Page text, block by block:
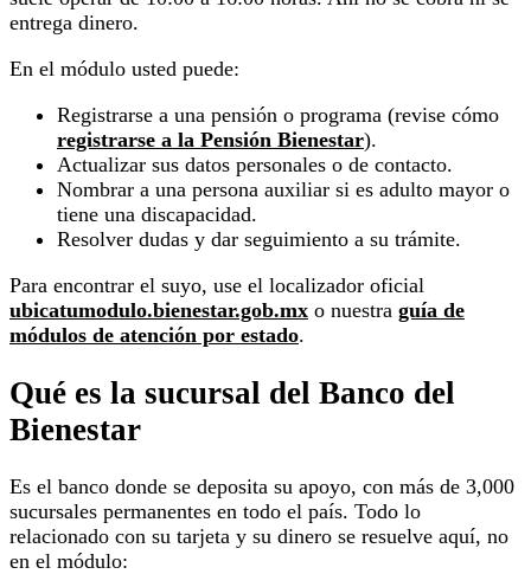
entrega dinero.
En el módulo usted puede:
Registrarse a una pensión o programa (revise cómo
registrarse a la Pensión Bienestar).
Actualizar sus datos personales o de contacto.
Nombrar a una persona auxiliar si es adulto mayor o
tiene una discapacidad.
Resolver dudas y dar seguimiento a su trámite.
Para encontrar el suyo, use el localizador oficial
ubicatumodulo.bienestar.gob.mx o nuestra guía de
módulos de atención por estado.
Qué es la sucursal del Banco del
Bienestar
Es el banco donde se deposita su apoyo, con más de 3,000
sucursales permanentes en todo el país. Todo lo
relacionado con su tarjeta y su dinero se resuelve aquí, no
en el módulo: